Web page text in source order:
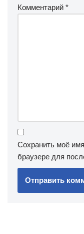
Комментарий *
Сохранить моё
браузере для